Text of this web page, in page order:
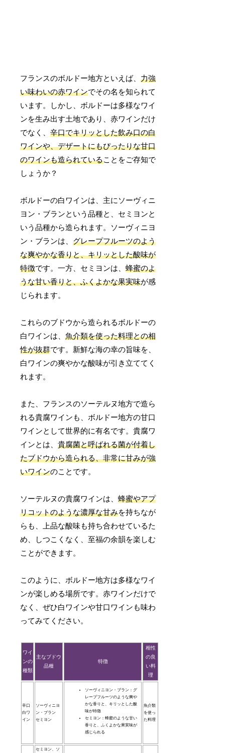
フランスのボルドー地方といえば、力強
い味わいの赤ワインでその名を知られて
います。しかし、ボルドーは多様なワイ
ンを生み出す土地であり、赤ワインだけ
でなく、辛口でキリッとした飲み口の白
ワインや、デザートにもぴったりな甘口
のワインも造られていることをご存知で
しょうか？
ボルドーの白ワインは、主にソーヴィニ
ヨン・ブランという品種と、セミヨンと
いう品種から造られます。ソーヴィニヨ
ン・ブランは、グレープフルーツのよう
な爽やかな香りと、キリッとした酸味が
特徴です。一方、セミヨンは、蜂蜜のよ
うな甘い香りと、ふくよかな果実味が感
じられます。
これらのブドウから造られるボルドーの
白ワインは、魚介類を使った料理との相
性が抜群です。新鮮な海の幸の旨味を、
白ワインの爽やかな酸味が引き立ててく
れます。
また、フランスのソーテルヌ地方で造ら
れる貴腐ワインも、ボルドー地方の甘口
ワインとして世界的に有名です。貴腐ワ
インとは、貴腐菌と呼ばれる菌が付着し
たブドウから造られる、非常に甘みが強
いワインのことです。
ソーテルヌの貴腐ワインは、蜂蜜やアプ
リコットのような濃厚な甘みを持ちなが
らも、上品な酸味も持ち合わせているた
め、しつこくなく、至福の余韻を楽しむ
ことができます。
このように、ボルドー地方は多様なワイ
ンが楽しめる場所です。赤ワインだけで
なく、ぜひ白ワインや甘口ワインも味わ
ってみてください。
ワイ
ンの
種類
主なブドウ
品種
特徴
相性
の良
い料
理
辛口
白ワ
イン
ソーヴィニヨ
ン・ブラン
セミヨン
ソーヴィニヨン・ブラン：グ
レープフルーツのような爽や
かな香りと、キリッとした酸
味が特徴
セミヨン：蜂蜜のような甘い
香りと、ふくよかな果実味が
感じられる
魚介類
を使っ
た料理
セミヨン、ソ